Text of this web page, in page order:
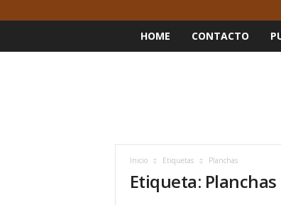
HOME CONTACTO
Inicio Etiquetas Planchas
Etiqueta: Planchas